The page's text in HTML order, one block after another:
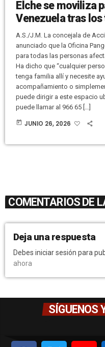
Elche se moviliza
Venezuela tras
A.S./J.M. La concejala de
anunciado que la Oficina
para todas las personas
Ha dicho que “cualquier
tenga familia allí y necesite
acompañamiento o
puede dirigir a este espacio
puede llamar al 966 65 […]
today JUNIO 26, 2026
COMENTARIOS DE
Deja una respuesta
Debes iniciar sesión para
ahora
SÍGUENOS